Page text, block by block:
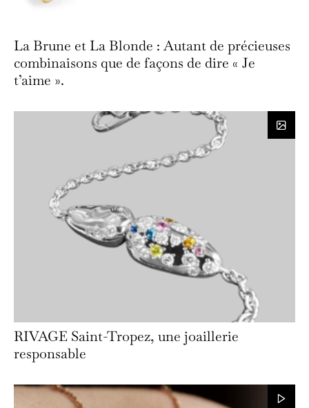
La Brune et La Blonde : Autant de précieuses
combinaisons que de façons de dire « Je
t’aime ».
RIVAGE Saint-Tropez, une joaillerie
responsable